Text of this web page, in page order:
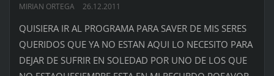
MIRIAN ORTEGA 26.12.2011
QUISIERA IR AL PROGRAMA PARA SAVER DE MIS SERES
QUERIDOS QUE YA NO ESTAN AQUI LO NECESITO PARA
DEJAR DE SUFRIR EN SOLEDAD POR UNO DE LOS QUE